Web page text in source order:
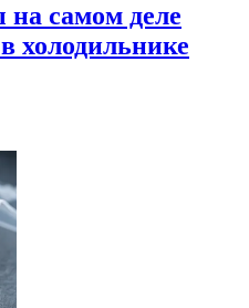
самом деле
холодильнике